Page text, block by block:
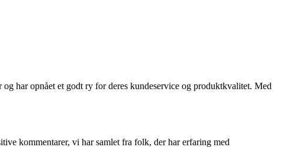
har opnået et godt ry for deres kundeservice og produktkvalitet. Med
kommentarer, vi har samlet fra folk, der har erfaring med